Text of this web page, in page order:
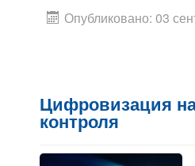
Опубликовано: 03
Цифровизация
контроля